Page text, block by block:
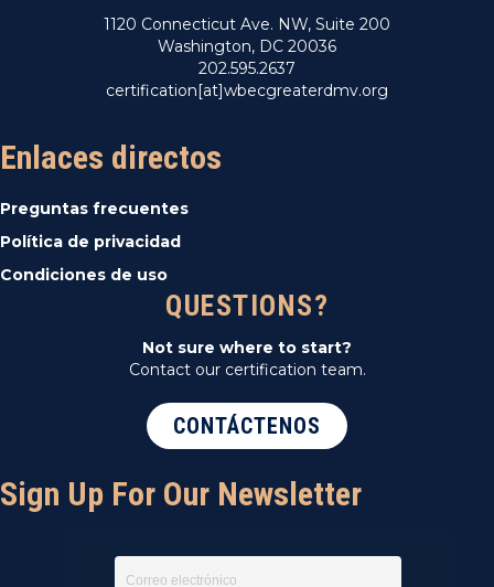
1120 Connecticut Ave. NW, Suite 200
Washington, DC 20036
202.595.2637
certification[at]wbecgreaterdmv.org
Enlaces directos
Preguntas frecuentes
Política de privacidad
Condiciones de uso
QUESTIONS?
Not sure where to start?
Contact our certification team.
CONTÁCTENOS
Sign Up For Our Newsletter